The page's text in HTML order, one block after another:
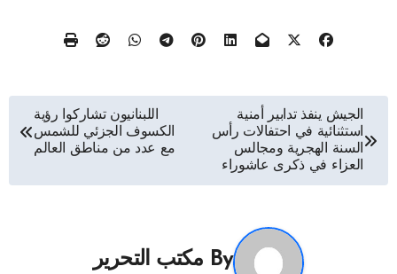
تصفّح
المقالات
الجيش ينفذ تدابير أمنية
استثنائية في احتفالات رأس
السنة الهجرية ومجالس
العزاء في ذكرى عاشوراء
اللبنانيون تشاركوا رؤية
الكسوف الجزئي للشمس
مع عدد من مناطق العالم
By مكتب التحرير